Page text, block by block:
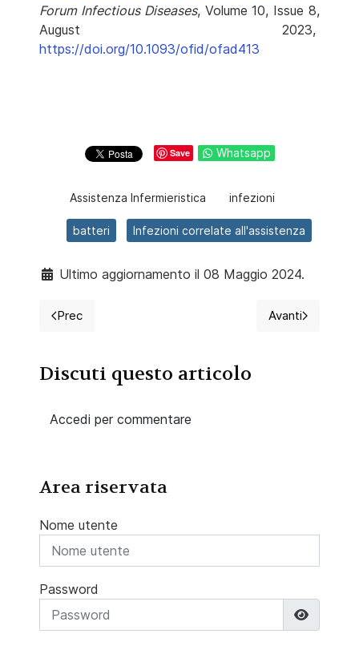
Forum Infectious Diseases, Volume 10, Issue 8,
August 2023,
https://doi.org/10.1093/ofid/ofad413
Save Whatsapp
Assistenza Infermieristica infezioni
batteri Infezioni correlate all'assistenza
Ultimo aggiornamento il 08 Maggio 2024.
Articolo precedente: Le Ferite Traumatiche e il
Prec Articolo
Avanti
Discuti questo articolo
Accedi per commentare
Area riservata
Nome utente
Password